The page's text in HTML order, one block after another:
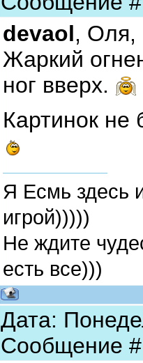
devaol, Оля,
Жаркий
ног вверх.
Картинок не
Я Есмь здесь
игрой)))))
Не ждите
есть все)))
Дата:
Сообщение